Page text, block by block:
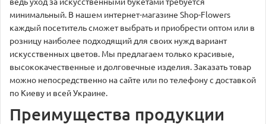
минимальный. В нашем интернет-магазине Shop-Flowers
каждый посетитель сможет выбрать и приобрести оптом или в
розницу наиболее подходящий для своих нужд вариант
искусственных цветов. Мы предлагаем только красивые,
высококачественные и долговечные изделия. Заказать товар
можно непосредственно на сайте или по телефону с доставкой
по Киеву и всей Украине.
Преимущества продукции